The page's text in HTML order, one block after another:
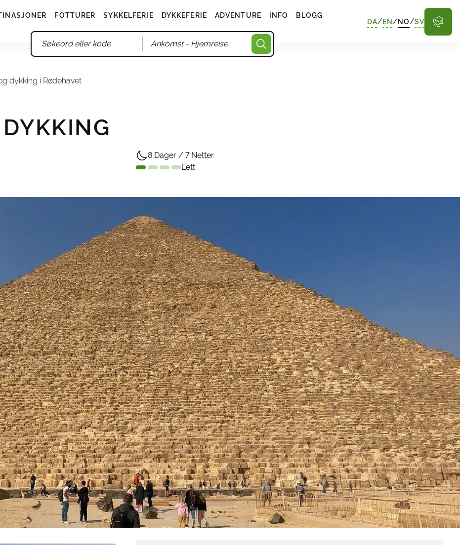
FOTTURER SYKKELFERIE DYKKEFERIE ADVENTURE INFO BLOGG
Ankomst- Hjemreise
DA/EN /NO/SV
dykking i Rødehavet
8 Dager / 7 Netter
Lett